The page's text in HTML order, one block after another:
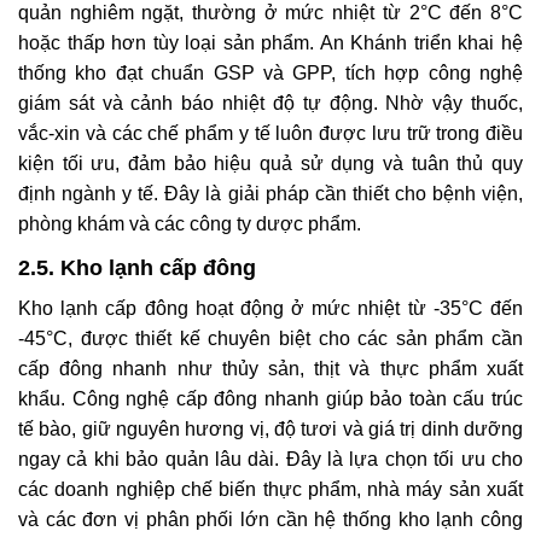
quản nghiêm ngặt, thường ở mức nhiệt từ 2°C đến 8°C
hoặc thấp hơn tùy loại sản phẩm. An Khánh triển khai hệ
thống kho đạt chuẩn GSP và GPP, tích hợp công nghệ
giám sát và cảnh báo nhiệt độ tự động. Nhờ vậy thuốc,
vắc-xin và các chế phẩm y tế luôn được lưu trữ trong điều
kiện tối ưu, đảm bảo hiệu quả sử dụng và tuân thủ quy
định ngành y tế. Đây là giải pháp cần thiết cho bệnh viện,
phòng khám và các công ty dược phẩm.
2.5. Kho lạnh cấp đông
Kho lạnh cấp đông hoạt động ở mức nhiệt từ -35°C đến
-45°C, được thiết kế chuyên biệt cho các sản phẩm cần
cấp đông nhanh như thủy sản, thịt và thực phẩm xuất
khẩu. Công nghệ cấp đông nhanh giúp bảo toàn cấu trúc
tế bào, giữ nguyên hương vị, độ tươi và giá trị dinh dưỡng
ngay cả khi bảo quản lâu dài. Đây là lựa chọn tối ưu cho
các doanh nghiệp chế biến thực phẩm, nhà máy sản xuất
và các đơn vị phân phối lớn cần hệ thống kho lạnh công